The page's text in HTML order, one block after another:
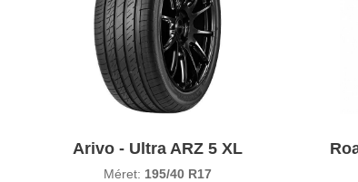
Arivo - Ultra ARZ 5 XL
Méret: 195/40 R17